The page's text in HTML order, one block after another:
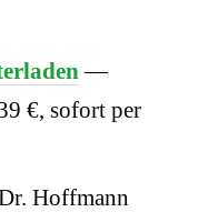
—
€, sofort per
Hoffmann